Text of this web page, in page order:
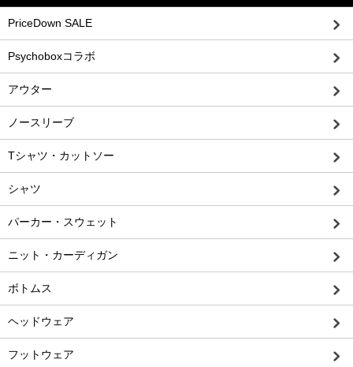
PriceDown SALE
Psychoboxコラボ
アウター
ノースリーブ
Tシャツ・カットソー
シャツ
パーカー・スウェット
ニット・カーディガン
ボトムス
ヘッドウェア
フットウェア